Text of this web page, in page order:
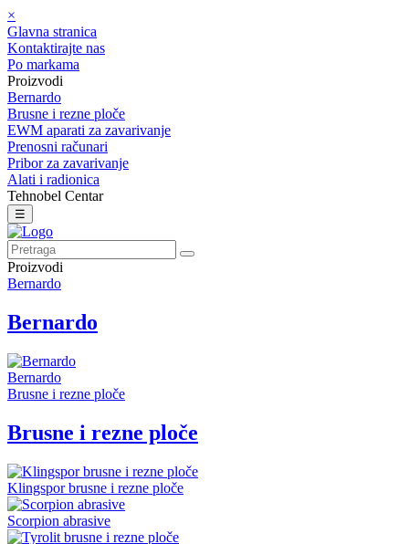
×
Glavna stranica
Kontaktirajte nas
Po markama
Proizvodi
Bernardo
Brusne i rezne ploče
EWM aparati za zavarivanje
Prenosni računari
Pribor za zavarivanje
Alati i radionica
Tehnobel Centar
☰
Proizvodi
Bernardo
Bernardo
Bernardo
Brusne i rezne ploče
Brusne i rezne ploče
Klingspor brusne i rezne ploče
Scorpion abrasive